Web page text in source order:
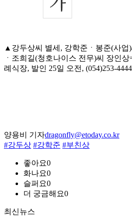
▲강두상씨 별세, 강학준ㆍ봉준(사업
ㆍ조희길(청호나이스 전무)씨 장인
례식장, 발인 25일 오전, (054)253-4444
양용비 기자dragonfly@etoday.co.kr
#강두상 #강학준 #부친상
좋아요0
화나요0
슬퍼요0
더 궁금해요0
최신뉴스